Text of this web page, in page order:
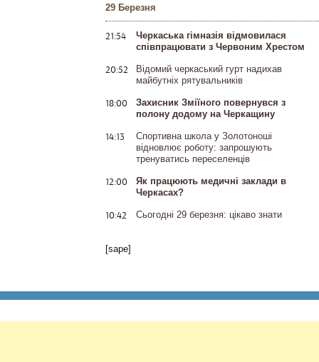
29 Березня
21:54
Черкаська гімназія відмовилася
співпрацювати з Червоним Хрестом
20:52
Відомий черкаський гурт надихав
майбутніх рятувальників
18:00
Захисник Зміїного повернувся з
полону додому на Черкащину
14:13
Спортивна школа у Золотоноші
відновлює роботу: запрошують
тренуватись переселенців
12:00
Як працюють медичні заклади в
Черкасах?
10:42 Сьогодні 29 березня: цікаво знати
[sape]